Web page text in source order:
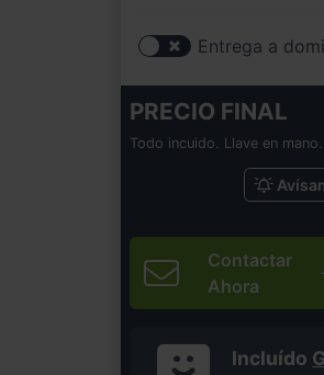
Entrega a
PRECIO FINAL
Todo incuido. Llave en mano.
Contactar
Ahora
Incluído